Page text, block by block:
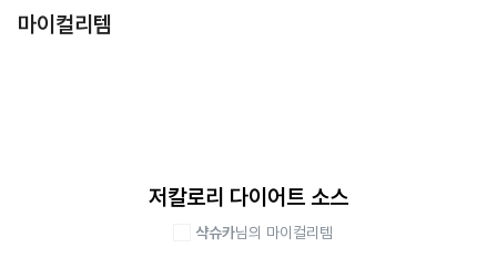
마이컬리템
저칼로리 다이어트 소스
샥슈카님의 마이컬리템